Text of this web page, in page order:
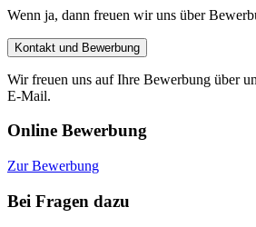
Wenn ja, dann freuen wir uns über
Kontakt und Bewerbung
Wir freuen uns auf Ihre Bewerbung über
E-Mail.
Online Bewerbung
Zur Bewerbung
Bei Fragen dazu